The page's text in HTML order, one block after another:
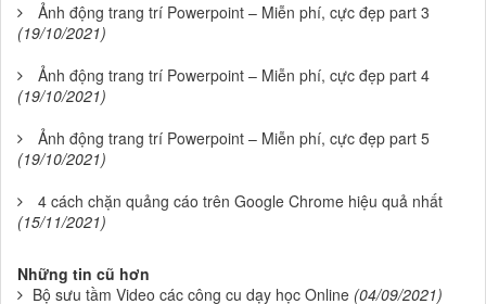
Ảnh động trang trí Powerpoint – Miễn phí, cực đẹp part 3
(19/10/2021)
Ảnh động trang trí Powerpoint – Miễn phí, cực đẹp part 4
(19/10/2021)
Ảnh động trang trí Powerpoint – Miễn phí, cực đẹp part 5
(19/10/2021)
4 cách chặn quảng cáo trên Google Chrome hiệu quả nhất
(15/11/2021)
Những tin cũ hơn
Bộ sưu tầm Video các công cu dạy học Online (04/09/2021)